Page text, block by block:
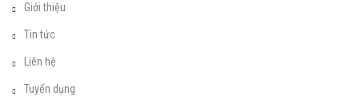
Giới thiệu
Tin tức
Liên hệ
Tuyển dụng